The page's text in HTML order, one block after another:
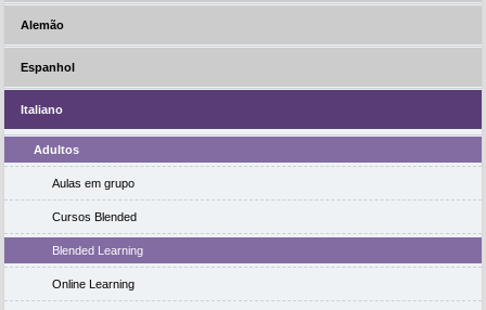
Alemão
Espanhol
Italiano
Adultos
Aulas em grupo
Cursos Blended
Blended Learning
Online Learning